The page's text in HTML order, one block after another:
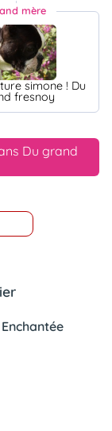
mère
simone ! Du
fresnoy
Du grand